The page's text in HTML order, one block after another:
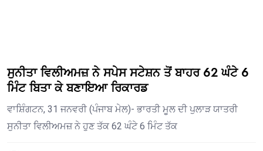
ਸੁਨੀਤਾ ਵਿਲੀਅਮਜ਼ ਨੇ ਸਪੇਸ ਸਟੇਸ਼ਨ ਤੋਂ ਬਾਹਰ 62 ਘੰਟੇ 6
ਮਿੰਟ ਬਿਤਾ ਕੇ ਬਣਾਇਆ ਰਿਕਾਰਡ
ਵਾਸ਼ਿੰਗਟਨ, 31 ਜਨਵਰੀ (ਪੰਜਾਬ ਮੇਲ)- ਭਾਰਤੀ ਮੂਲ ਦੀ ਪੁਲਾੜ ਯਾਤਰੀ
ਸੁਨੀਤਾ ਵਿਲੀਅਮਜ਼ ਨੇ ਹੁਣ ਤੱਕ 62 ਘੰਟੇ 6 ਮਿੰਟ ਤੱਕ